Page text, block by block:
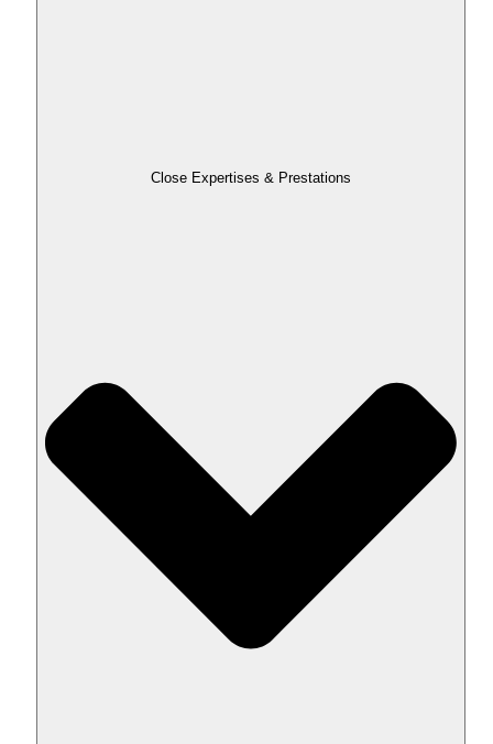
Close Expertises & Prestations